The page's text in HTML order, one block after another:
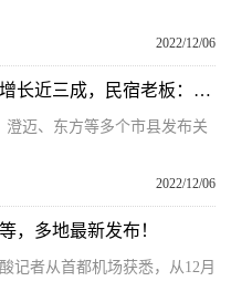
2022/12/06
【天天新要闻】三亚民宿预订量增长近三成，民宿老板：期待很久了，我们已经做好准备
澄迈、东方等多个市县发布关
2022/12/06
，多地最新发布！
记者从首都机场获悉，从12月